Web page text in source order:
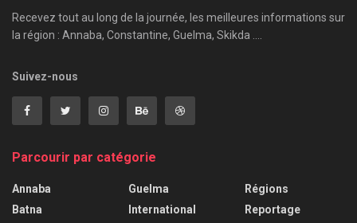
Recevez tout au long de la journée, les meilleures informations sur
la région : Annaba, Constantine, Guelma, Skikda ....
Suivez-nous
Parcourir par catégorie
Annaba
Batna
Guelma
International
Régions
Reportage